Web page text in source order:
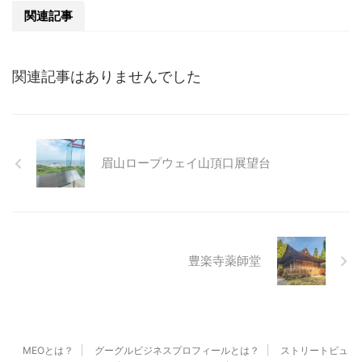
関連記事
関連記事はありませんでした
眉山ロープウェイ山頂口展望台
豊楽寺薬師堂
MEOとは？ グーグルビジネスプロフィールとは？
ストリートビュ